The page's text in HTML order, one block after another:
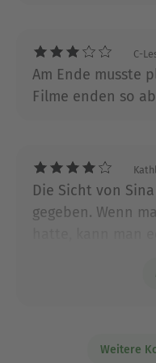
C-
Am Ende musste
Filme enden so
Die Sicht von
gegeben. Wenn
eingebracht.
Weitere